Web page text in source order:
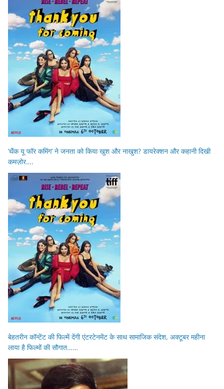
‘थैंक यू फॉर कमिंग’ ने जनता को किया खुश और नाखुश? डायरेक्शन और कहानी दिखी
कमज़ोर….
बेहतरीन कॉन्टेंट की फिल्में देंगी एंटरटेनमेंट के साथ सामाजिक संदेश, अक्टूबर महीना
लाया है फिल्मों की सौगात……